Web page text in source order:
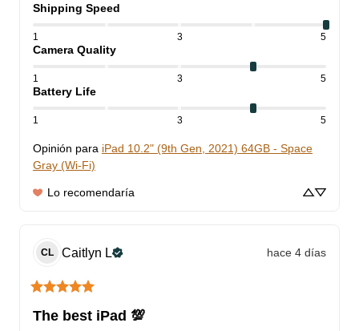
Shipping Speed
1 3 5
Camera Quality
1 3 5
Battery Life
1 3 5
Opinión para iPad 10.2" (9th Gen, 2021) 64GB - Space
Gray (Wi-Fi)
Lo recomendaría
CL Caitlyn L hace 4 días
The best iPad 💯